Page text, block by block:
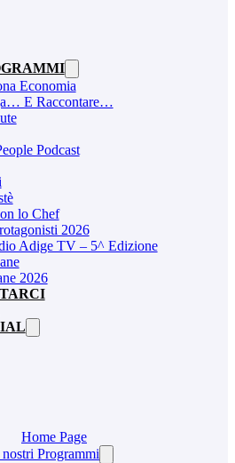
Economia
E Raccontare…
Podcast
lo Chef
2026
Adige TV – 5^ Edizione
2026
Home Page
Programmi